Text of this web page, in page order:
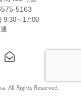
5163
9:30～17:00
All Rights Reserved.